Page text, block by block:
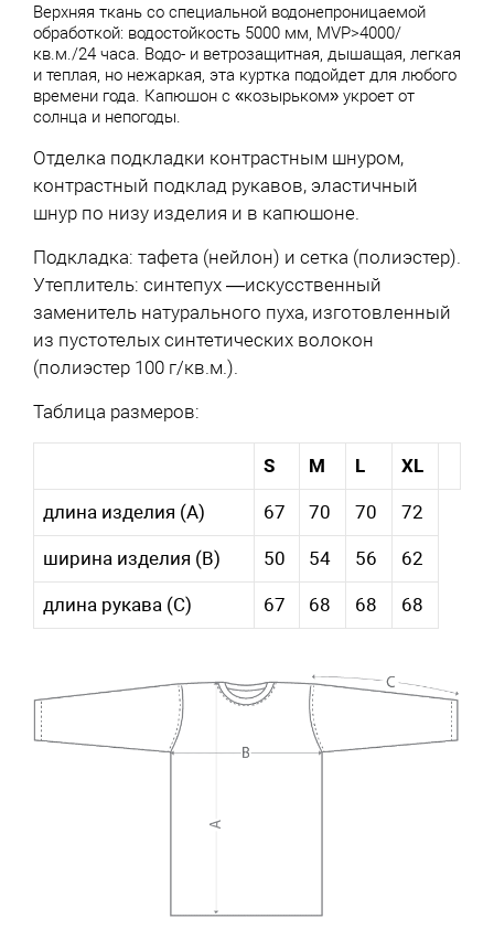
Верхняя ткань со специальной водонепроницаемой
обработкой: водостойкость 5000 мм, MVP>4000/
кв.м./24 чaса. Водо- и ветрозащитная, дышащая, легкая
и теплая, но нежаркая, эта куртка подойдет для любого
времени года. Капюшон с «козырьком» укроет от
солнца и непогоды.
Отделка подкладки контрастным шнуром,
контрастный подклад рукавов, эластичный
шнур по низу изделия и в капюшоне.
Подкладка: тафета (нейлон) и сетка (полиэстер).
Утеплитель: синтепух —искусственный
заменитель натурального пуха, изготовленный
из пустотелых синтетических волокон
(полиэстер 100 г/кв.м.).
Таблица размеров:
S M L XL
длина изделия (A) 67 70 70 72
ширина изделия (B) 50 54 56 62
длина рукава (С) 67 68 68 68